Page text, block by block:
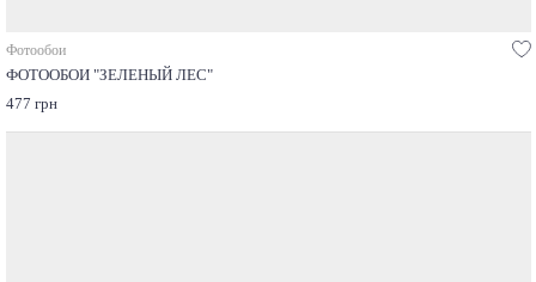
Фотообои
ФОТООБОИ "ЗЕЛЕНЫЙ ЛЕС"
477 грн